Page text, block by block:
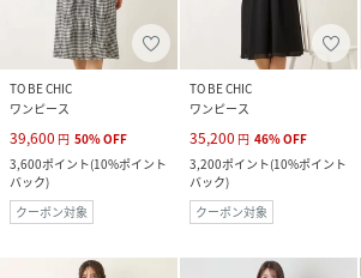
TO BE CHIC
ワンピース
39,600 円 50%OFF
3,600ポイント(10%ポイント
バック)
クーポン対象
TO BE CHIC
ワンピース
35,200 円 46%OFF
3,200ポイント(10%ポイント
バック)
クーポン対象